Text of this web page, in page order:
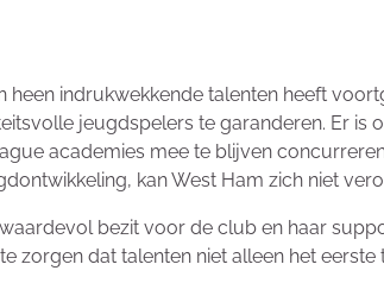
indrukwekkende talenten heeft
jeugdspelers te garanderen. Er
academies mee te blijven
kan West Ham zich niet
bezit voor de club en haar
zorgen dat talenten niet alleen het